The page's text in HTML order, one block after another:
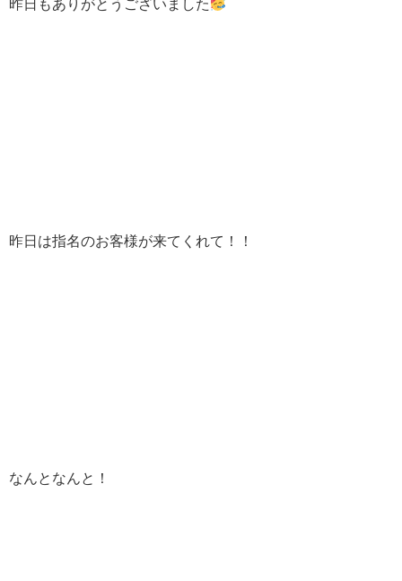
昨日もありがとうございました
昨日は指名のお客様が来てくれて！！
なんとなんと！